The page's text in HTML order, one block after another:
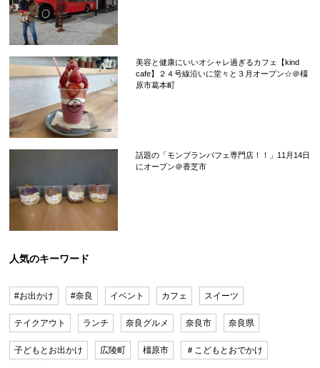
美容と健康にいいオシャレ過ぎるカフェ【kind
cafe】２４号線沿いに堂々と３月オープン☆＠橿
原市葛本町
話題の「モンブランパフェ専門店！！」11月14日
にオープン＠香芝市
人気のキーワード
#お出かけ #奈良 イベント カフェ スイーツ
テイクアウト ランチ 奈良グルメ 奈良市 奈良県
子どもとお出かけ 広陵町 橿原市 ＃こどもとおでかけ